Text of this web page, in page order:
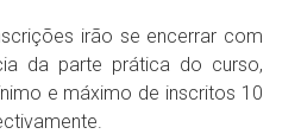
irão se encerrar com
da parte prática do curso,
e máximo de inscritos 10